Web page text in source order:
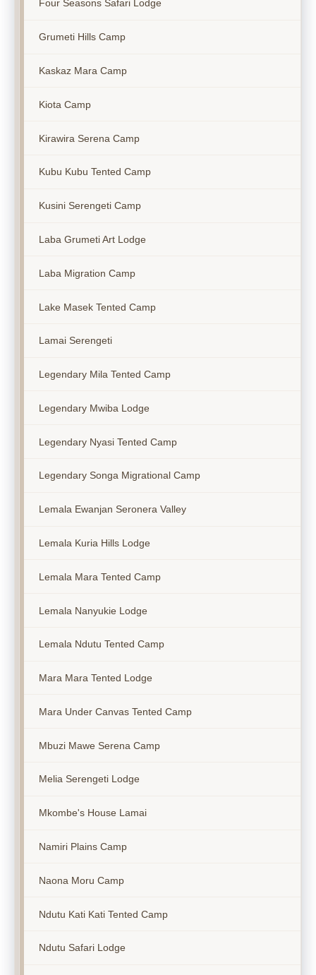
Four Seasons Safari Lodge
Grumeti Hills Camp
Kaskaz Mara Camp
Kiota Camp
Kirawira Serena Camp
Kubu Kubu Tented Camp
Kusini Serengeti Camp
Laba Grumeti Art Lodge
Laba Migration Camp
Lake Masek Tented Camp
Lamai Serengeti
Legendary Mila Tented Camp
Legendary Mwiba Lodge
Legendary Nyasi Tented Camp
Legendary Songa Migrational Camp
Lemala Ewanjan Seronera Valley
Lemala Kuria Hills Lodge
Lemala Mara Tented Camp
Lemala Nanyukie Lodge
Lemala Ndutu Tented Camp
Mara Mara Tented Lodge
Mara Under Canvas Tented Camp
Mbuzi Mawe Serena Camp
Melia Serengeti Lodge
Mkombe's House Lamai
Namiri Plains Camp
Naona Moru Camp
Ndutu Kati Kati Tented Camp
Ndutu Safari Lodge